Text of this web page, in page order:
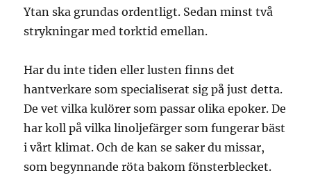
Ytan ska grundas ordentligt. Sedan minst två
strykningar med torktid emellan.
Har du inte tiden eller lusten finns det
hantverkare som specialiserat sig på just detta.
De vet vilka kulörer som passar olika epoker. De
har koll på vilka linoljefärger som fungerar bäst
i vårt klimat. Och de kan se saker du missar,
som begynnande röta bakom fönsterblecket.